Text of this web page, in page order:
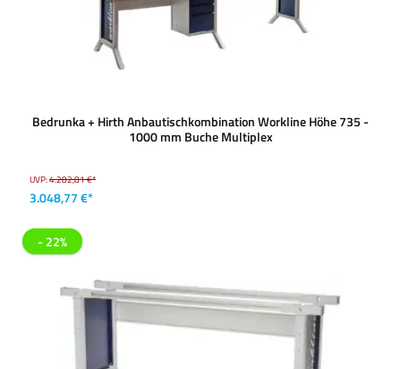
Bedrunka + Hirth Anbautischkombination Workline Höhe 735 -
1000 mm Buche Multiplex
UVP:4.282,81 €*
3.048,77 €*
- 22%